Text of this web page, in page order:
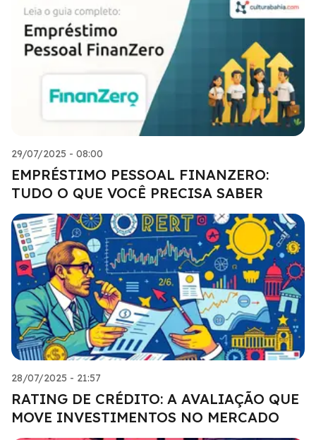
29/07/2025 - 08:00
EMPRÉSTIMO PESSOAL FINANZERO:
TUDO O QUE VOCÊ PRECISA SABER
28/07/2025 - 21:57
RATING DE CRÉDITO: A AVALIAÇÃO QUE
MOVE INVESTIMENTOS NO MERCADO